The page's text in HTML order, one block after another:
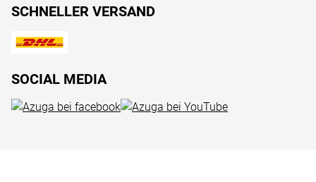
SCHNELLER VERSAND
SOCIAL MEDIA